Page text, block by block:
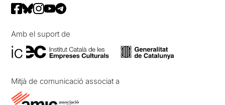
Amb el suport de
Mitjà de comunicació associat a